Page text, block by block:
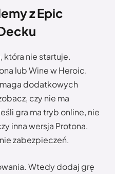
z Epic
która nie startuje.
lub Wine w Heroic.
dodatkowych
czy nie ma
gra ma tryb online, nie
inna wersja Protona.
zabezpieczeń.
Wtedy dodaj grę